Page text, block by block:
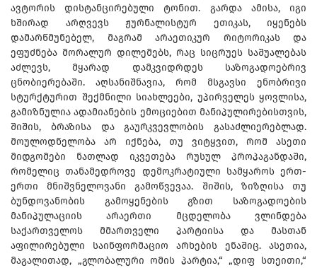
ავტორის დისტანცირებული ტონით. გარდა ამისა, იგი
ხშირად არღვევს ჟურნალისტურ ეთიკას, იყენებს
დამარწმუნებელ, მაგრამ არაეთიკურ რიტორიკას და
ეფუძნება მორალურ დილემებს, რაც სიცრუეს საშუალებას
აძლევს, მყარად დამკვიდრდეს საზოგადოებრივ
ცნობიერებაში. აღსანიშნავია, რომ მსგავსი ენობრივი
სტურქტურით შექმნილი სიახლეები, უპირველეს ყოვლისა,
გამიზნულია ადამიანების ემოციებით მანიპულირებისთვის,
შიშის, ბრაზისა და გაურკვევლობის გასაძლიერებლად.
მოულოდნელობა არ იქნება, თუ ვიტყვით, რომ ასეთი
მიდგომები ნათლად იკვეთება რუსულ პროპაგანდაში,
რომელიც თანამედროვე დემოკრატიული სამყაროს ერთ-
ერთი მნიშვნელოვანი გამოწვევაა. შიშის, ზიზღისა თუ
ბუნდოვანობის გამოყენების გზით საზოგადოების
მანიპულაციის არაერთი მცდელობა ვლინდება
საქართველოს მმართველი პარტიისა და მასთან
აფილირებული საინფორმაციო არხების ენაშიც. ასეთია,
მაგალითად, „გლობალური ომის პარტია,“ „დიფ სთეითი,“